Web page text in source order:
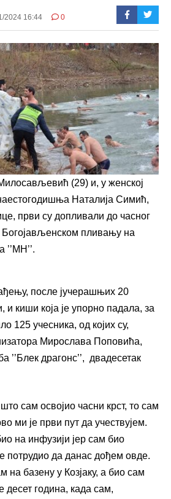
2024 16:44 0
(29) и, у женској
Наталија Симић,
први су допливали до часног
пливању на
’’МН’’.
после јучерашњих 20
и киши која је упорно падала, за
125 учесника, од којих су,
Мирослава Поповића,
’’Блек драгонс’’, двадесетак
сам освојио часни крст, то сам
ми је први пут да учествујем.
на инфузији јер сам био
потрудио да данас дођем овде.
на базену у Козјаку, а био сам
десет година, када сам,